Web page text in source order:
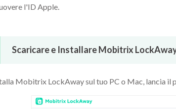
l'ID Apple.
Scaricare e Installare Mobitrix
Mobitrix LockAway sul tuo PC o Mac, lancia